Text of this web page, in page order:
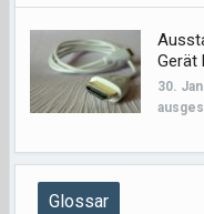
Gerät
30.
Glossar